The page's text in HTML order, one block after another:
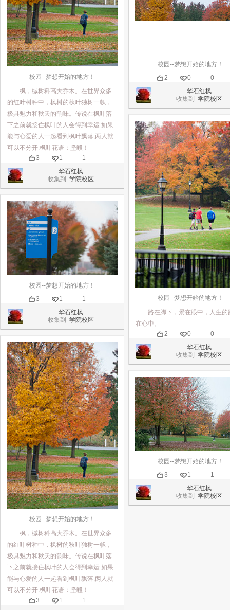
校园--梦想开始的地方！
枫，槭树科高大乔木。在世界众多
的红叶树种中，枫树的秋叶独树一帜，
极具魅力和秋天的韵味。传说在枫叶落
下之前就接住枫叶的人会得到幸运.如果
能与心爱的人一起看到枫叶飘落,两人就
可以不分开.枫叶花语：坚毅！
3
1
1
华石红枫
收集到学院校区
校园--梦想开始的地方！
3
1
1
华石红枫
收集到学院校区
校园--梦想开始的地方！
枫，槭树科高大乔木。在世界众多
的红叶树种中，枫树的秋叶独树一帜，
极具魅力和秋天的韵味。传说在枫叶落
下之前就接住枫叶的人会得到幸运.如果
能与心爱的人一起看到枫叶飘落,两人就
可以不分开.枫叶花语：坚毅！
3
1 1
校园--梦想开始的地方！
2
0
0
华石红枫
收集到学院校区
校园--梦想开始的地方！
路在脚下，景在眼中，人生的
在心中。
2
0
0
华石红枫
收集到学院校区
校园--梦想开始的地方！
3
1
1
华石红枫
收集到学院校区